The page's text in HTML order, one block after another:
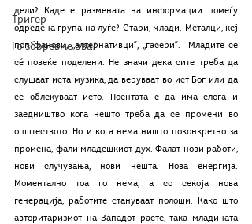
Тригер
Го зборевме ова?
дели? Каде е размената на информации помеѓу
одредена група на луѓе? Стари, млади. Металци, кej
поп фанови, ,,aлтернативци”, ,,гасери”.  Младите се
сé повеќе поделени. Не значи дека сите треба да
слушаат иста музика, да веруваат во ист Бог или да
се облекуваат исто. Поентата е да има слога и
заедништво кога нешто треба да се промени во
општеството. Но и кога нема ништо поконкретно за
промена, фали младешкиот дух. Фалат нови работи,
нови случувања, нови нешта. Нова енергија.
Моментално тоа го нема, а со секоја нова
генерација, работите стануваат полоши. Како што
авторитаризмот на Западот расте, така младината